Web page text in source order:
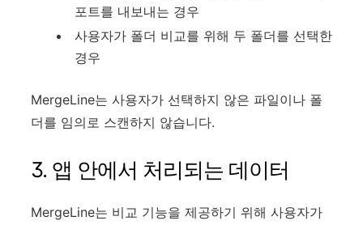
포트를 내보내는 경우
사용자가 폴더 비교를 위해 두 폴더를 선택한
경우
MergeLine는 사용자가 선택하지 않은 파일이나 폴
더를 임의로 스캔하지 않습니다.
3. 앱 안에서 처리되는 데이터
MergeLine는 비교 기능을 제공하기 위해 사용자가